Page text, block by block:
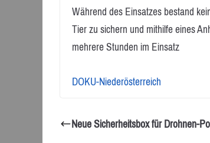
Während des Einsatzes bestand
Tier zu sichern und mithilfe eines
mehrere Stunden im Einsatz
DOKU-Niederösterreich
Neue Sicherheitsbox für Drohnen-